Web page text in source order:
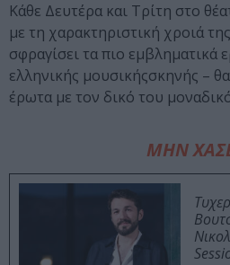
Κάθε Δευτέρα και Τρίτη στο
με τη χαρακτηριστική χροιά
σφραγίσει τα πιο εμβληματικά
ελληνικής μουσικήςσκηνής –
έρωτα με τον δικό του
ΜΗΝ